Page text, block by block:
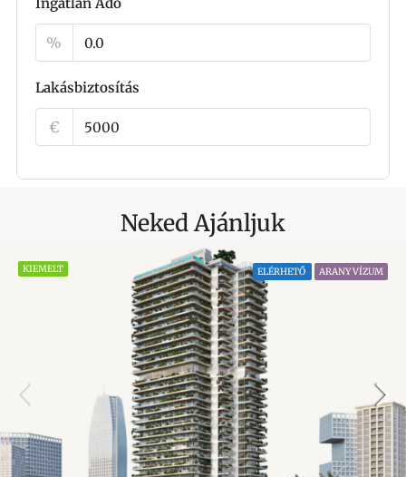
Ingatlan Adó
%
Lakásbiztosítás
€
Neked Ajánljuk
KIEMELT ELÉRHETŐ ARANY VÍZUM